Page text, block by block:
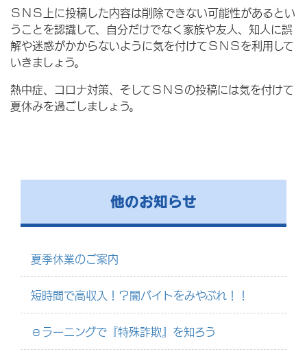
ＳＮＳ上に投稿した内容は削除できない可能性があるとい
うことを認識して、自分だけでなく家族や友人、知人に誤
解や迷惑がかからないように気を付けてＳＮＳを利用して
いきましょう。
熱中症、コロナ対策、そしてＳＮＳの投稿には気を付けて
夏休みを過ごしましょう。
他のお知らせ
夏季休業のご案内
短時間で高収入！？闇バイトをみやぶれ！！
ｅラーニングで『特殊詐欺』を知ろう